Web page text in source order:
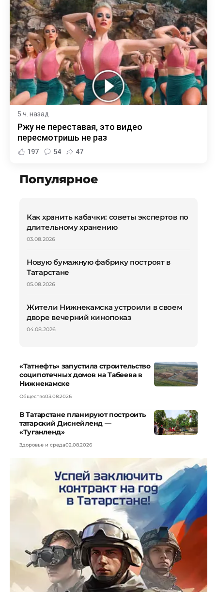
5 ч. назад
Ржу не переставая, это видео
пересмотришь не раз
197 54 47
Популярное
Как хранить кабачки: советы экспертов по
длительному хранению
03.08.2026
Новую бумажную фабрику построят в
Татарстане
05.08.2026
Жители Нижнекамска устроили в своем
дворе вечерний кинопоказ
04.08.2026
«Татнефть» запустила строительство
соципотечных домов на Табеева в
Нижнекамске
Общество03.08.2026
В Татарстане планируют построить
татарский Диснейленд —
«Туганленд»
Здоровье и среда02.08.2026